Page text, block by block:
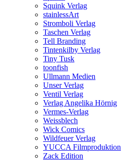
Squink Verlag
stainlessArt
Stromboli Verlag
Taschen Verlag
Tell Branding
Tintenkilby Verlag
Tiny Tusk
toonfish
Ullmann Medien
Unser Verlag
Ventil Verlag
Verlag Angelika Hörnig
Vermes-Verlag
Weissblech
Wick Comics
Wildfeuer Verlag
YUCCA Filmproduktion
Zack Edition